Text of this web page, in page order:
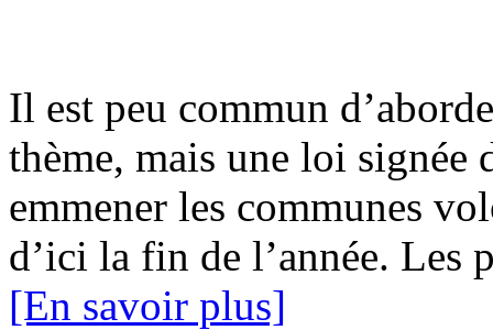
Il est peu commun
thème, mais une loi signée
emmener les communes
d’ici la fin de l’année. Les
[En savoir plus]